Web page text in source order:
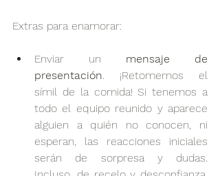
Extras para enamorar:
Enviar un mensaje de
presentación . ¡Retomemos el
símil de la comida! Si tenemos a
todo el equipo reunido y aparece
alguien a quién no conocen, ni
esperan, las reacciones iniciales
serán de sorpresa y dudas.